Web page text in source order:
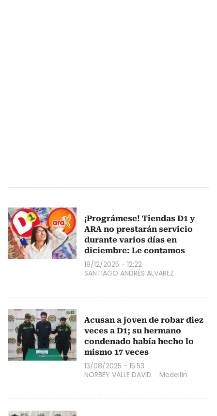
¡Prográmese! Tiendas D1 y
ARA no prestarán servicio
durante varios días en
diciembre: Le contamos
18/12/2025 - 12:22
SANTIAGO ANDRÉS ALVAREZ
Acusan a joven de robar diez
veces a D1; su hermano
condenado había hecho lo
mismo 17 veces
13/08/2025 - 15:53
NORBEY VALLE DAVID
Medellín